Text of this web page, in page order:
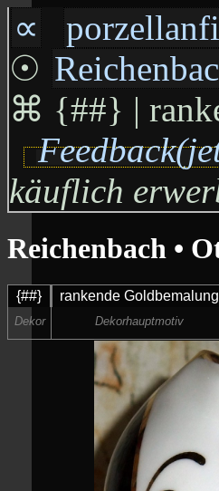
∝
☉
⌘ {##} |
käuflich
Reichenbach •
{##} rankende Goldbemalung
Dekor Dekorhauptmotiv